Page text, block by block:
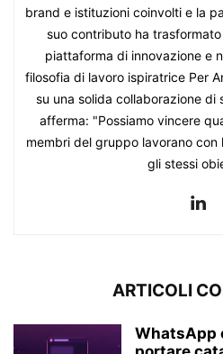
brand e istituzioni coinvolti e la
suo contributo ha
piattaforma di innovazione e
filosofia di lavoro ispiratrice Per
su una solida collaborazione di
afferma: "Possiamo vincere
membri del gruppo lavorano con
gli stessi
ARTICOLI
WhatsApp